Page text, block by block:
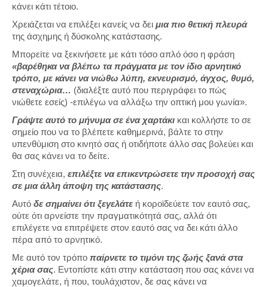
κάνει κάτι τέτοιο.
Χρειάζεται να επιλέξει κανείς να δει μια πιο θετική πλευρά
της άσχημης ή δύσκολης κατάστασης.
Μπορείτε να ξεκινήσετε με κάτι τόσο απλό όσο η φράση
«βαρέθηκα να βλέπω τα πράγματα με τον ίδιο αρνητικό
τρόπο, με κάνει να νιώθω λύπη, εκνευρισμό, άγχος, θυμό,
στεναχώρια… (διαλέξτε αυτό που περιγράφει το πώς
νιώθετε εσείς) -επιλέγω να αλλάξω την οπτική μου γωνία».
Γράψτε αυτό το μήνυμα σε ένα χαρτάκι και κολλήστε το σε
σημείο που να το βλέπετε καθημερινά, βάλτε το στην
υπενθύμιση στο κινητό σας ή οτιδήποτε άλλο σας βολεύει και
θα σας κάνει να το δείτε.
Στη συνέχεια, επιλέξτε να επικεντρώσετε την προσοχή σας
σε μια άλλη άποψη της κατάστασης.
Αυτό δε σημαίνει ότι ξεγελάτε ή κοροϊδεύετε τον εαυτό σας,
ούτε ότι αρνείστε την πραγματικότητά σας, αλλά ότι
επιλέγετε να επιτρέψετε στον εαυτό σας να δει κάτι άλλο
πέρα από το αρνητικό.
Με αυτό τον τρόπο παίρνετε το τιμόνι της ζωής ξανά στα
χέρια σας. Εντοπίστε κάτι στην κατάσταση που σας κάνει να
χαμογελάτε, ή που, τουλάχιστον, δε σας κάνει να